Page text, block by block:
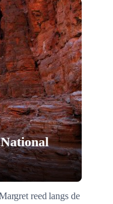
reed langs de